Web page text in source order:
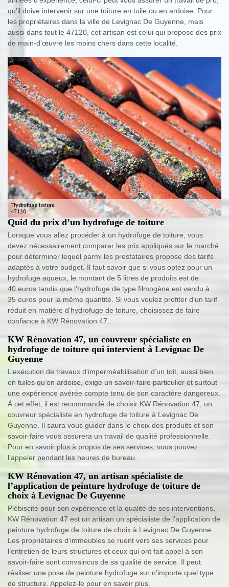
qu’il doive intervenir sur une toiture en tuile ou en ardoise. Pour
les propriétaires dans la ville de Levignac De Guyenne, mais
aussi dans tout le 47120, cet artisan est celui qui propose des prix
de main-d’œuvre les moins chers dans cette localité.
Quid du prix d’un hydrofuge de toiture
Lorsque vous allez procéder à un hydrofuge de toiture, vous
devez nécessairement comparer les prix appliqués sur le marché
pour déterminer lequel parmi les prestataires propose des tarifs
adaptés à votre budget. Il faut savoir que si vous optez pour un
hydrofuge aqueux, le montant de 5 litres de produits est de
40 euros tandis que l’hydrofuge de type filmogène est vendu à
35 euros pour la même quantité. Si vous voulez profiter d’un tarif
réduit en matière d’hydrofuge de toiture, choisissez de faire
confiance à KW Rénovation 47.
KW Rénovation 47, un couvreur spécialiste en
hydrofuge de toiture qui intervient à Levignac De
Guyenne
L’exécution de travaux d’imperméabilisation d’un toit, aussi bien
en tuiles qu’en ardoise, exige un savoir-faire particulier et surtout
une expérience avérée compte tenu de son caractère dangereux.
À cet effet, il est recommandé de choisir KW Rénovation 47, un
couvreur spécialiste en hydrofuge de toiture à Levignac De
Guyenne. Il saura vous guider dans le choix des produits et son
savoir-faire vous assurera un travail de qualité professionnelle.
Pour en savoir plus à propos de ses services, vous pouvez
l’appeler pendant les heures de bureau.
KW Rénovation 47, un artisan spécialiste de
l’application de peinture hydrofuge de toiture de
choix à Levignac De Guyenne
Plébiscité pour son expérience et la qualité de ses interventions,
KW Rénovation 47 est un artisan un spécialiste de l’application de
peinture hydrofuge de toiture de choix à Levignac De Guyenne.
Les propriétaires d’immeubles se ruent vers ses services pour
l’entretien de leurs structures et ceux qui ont fait appel à son
savoir-faire sont convaincus de sa qualité de service. Il peut
réaliser une pose de peinture hydrofuge sur n’importe quel type
de structure. Appelez-le pour en savoir plus.